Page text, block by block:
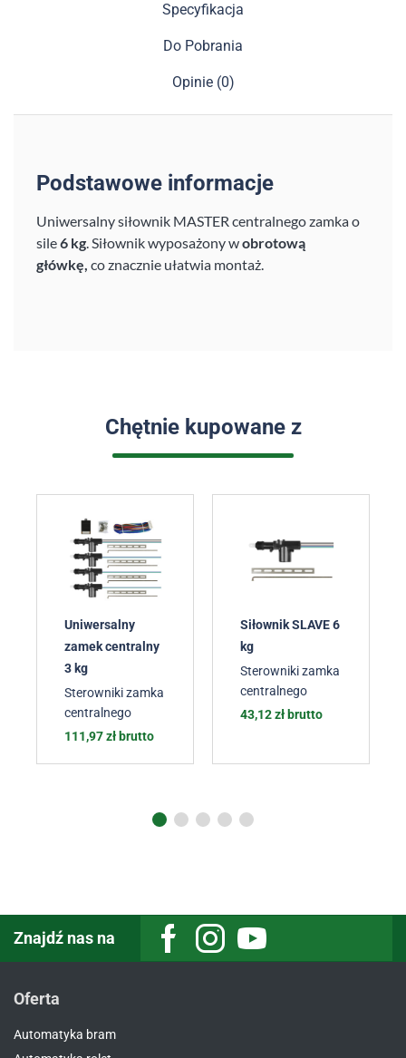
Specyfikacja
Do Pobrania
Opinie (0)
Podstawowe informacje
Uniwersalny siłownik MASTER centralnego zamka o
sile6 kg. Siłownik wyposażony wobrotową
główkę, co znacznie ułatwia montaż.
Chętnie kupowane z
Uniwersalny
zamek centralny
3 kg
Sterowniki zamka
centralnego
111,97zł brutto
Siłownik SLAVE 6
kg
Sterowniki zamka
centralnego
43,12zł brutto
Znajdź nas na
Oferta
Automatyka bram